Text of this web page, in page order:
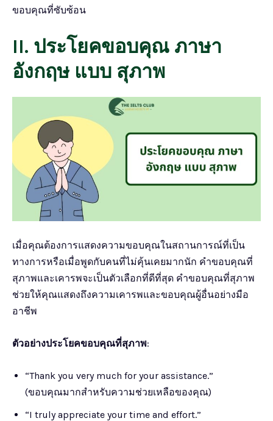
ขอบคุณที่ซับซ้อน
II. ประโยคขอบคุณ ภาษา
อังกฤษ แบบ สุภาพ
เมื่อคุณต้องการแสดงความขอบคุณในสถานการณ์ที่เป็น
ทางการหรือเมื่อพูดกับคนที่ไม่คุ้นเคยมากนัก คำขอบคุณที่
สุภาพและเคารพจะเป็นตัวเลือกที่ดีที่สุด คำขอบคุณที่สุภาพ
ช่วยให้คุณแสดงถึงความเคารพและขอบคุณผู้อื่นอย่างมือ
อาชีพ
ตัวอย่างประโยคขอบคุณที่สุภาพ:
“Thank you very much for your assistance.”
(ขอบคุณมากสำหรับความช่วยเหลือของคุณ)
“I truly appreciate your time and effort.”